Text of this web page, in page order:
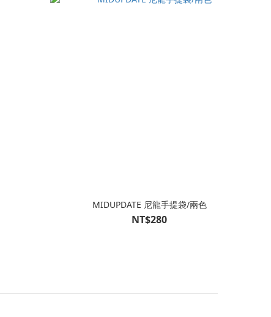
MIDUPDATE 尼龍手提袋/兩色
NT$280